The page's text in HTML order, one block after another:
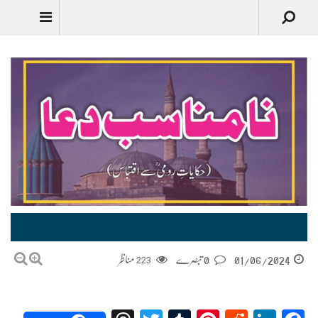
01/06/2024
223 مناظر